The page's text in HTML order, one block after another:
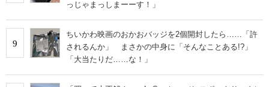
っじゃまっしまーーす！」
9
ちいかわ映画のおかおバッジを2個開封したら……「許
されるんか」 まさかの中身に「そんなことある!?」
「大当たりだ……な！」